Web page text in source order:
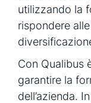
utilizzando la
rispondere
Con Qualibus
garantire la
dell’azienda.